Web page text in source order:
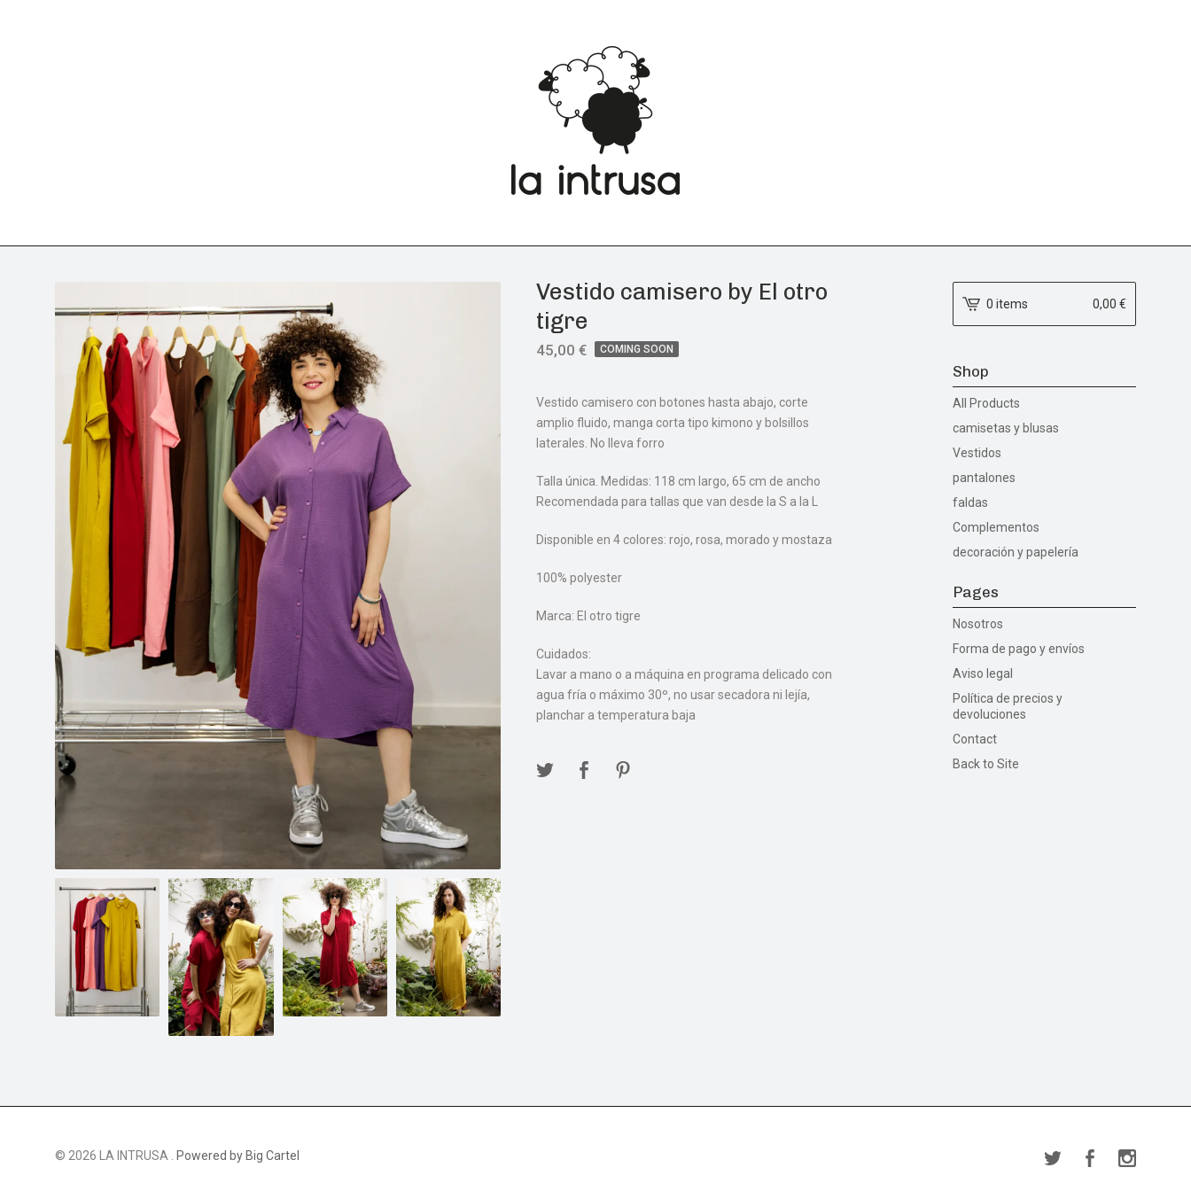
Vestido camisero by El otro
tigre
45,00€ COMING SOON
Vestido camisero con botones hasta abajo, corte
amplio fluido, manga corta tipo kimono y bolsillos
laterales. No lleva forro
Talla única. Medidas: 118 cm largo, 65 cm de ancho
Recomendada para tallas que van desde la S a la L
Disponible en 4 colores: rojo, rosa, morado y mostaza
100% polyester
Marca: El otro tigre
Cuidados:
Lavar a mano o a máquina en programa delicado con
agua fría o máximo 30º, no usar secadora ni lejía,
planchar a temperatura baja
0 items 0,00 €
Shop
All Products
camisetas y blusas
Vestidos
pantalones
faldas
Complementos
decoración y papelería
Pages
Nosotros
Forma de pago y envíos
Aviso legal
Política de precios y
devoluciones
Contact
Back to Site
© 2026 LA INTRUSA . Powered by Big Cartel